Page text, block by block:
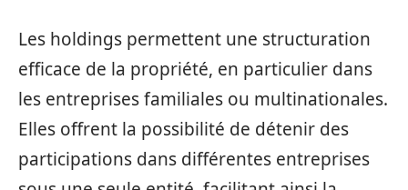
Les holdings permettent une structuration
efficace de la propriété, en particulier dans
les entreprises familiales ou multinationales.
Elles offrent la possibilité de détenir des
participations dans différentes entreprises